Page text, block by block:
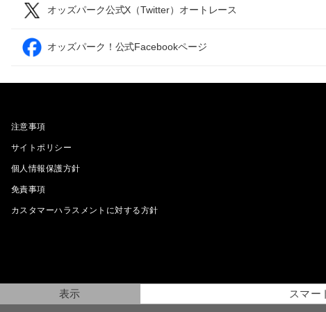
オッズパーク公式X（Twitter）オートレース
オッズパーク！公式Facebookページ
注意事項
サイトポリシー
個人情報保護方針
免責事項
カスタマーハラスメントに対する方針
表示 スマー